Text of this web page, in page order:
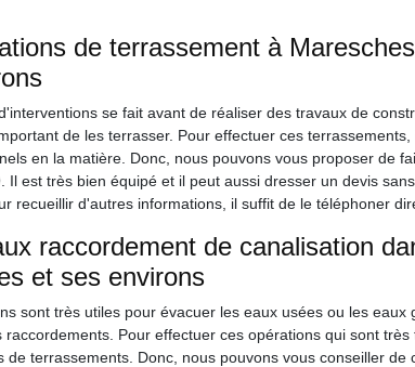
de terrassement à
se fait avant de réaliser des travaux de
de les terrasser. Pour effectuer ces
en la matière. Donc, nous pouvons vous proposer de
Il est très bien équipé et il peut aussi dresser un devis
recueillir d'autres informations, il suffit de le téléphoner
raccordement de canalisation
et ses environs
sont très utiles pour évacuer les eaux usées ou les eaux
raccordements. Pour effectuer ces opérations qui sont
de terrassements. Donc, nous pouvons vous conseiller de